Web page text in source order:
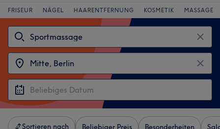
FRISEUR NÄGEL HAARENTFERNUNG KOSMETIK MASSAGE
Sortieren nach Beliebiger Preis Besonderheiten